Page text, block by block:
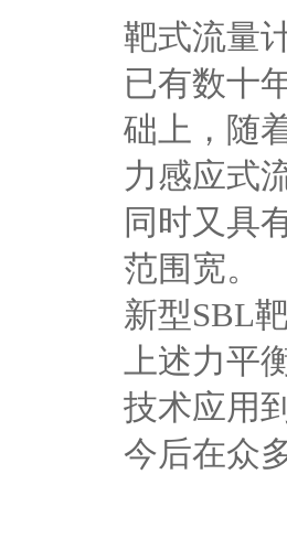
靶式流量
已有数十
础上，随
力感应式
同时又具
范围宽。
新型SBL
上述力平
技术应用
今后在众